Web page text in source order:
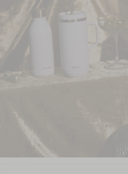
Aromatisez
Les Solid Drinks permettent de
des ingrédients d'origine naturelle et
édulcorant. Vous pouvez ainsi
Questions